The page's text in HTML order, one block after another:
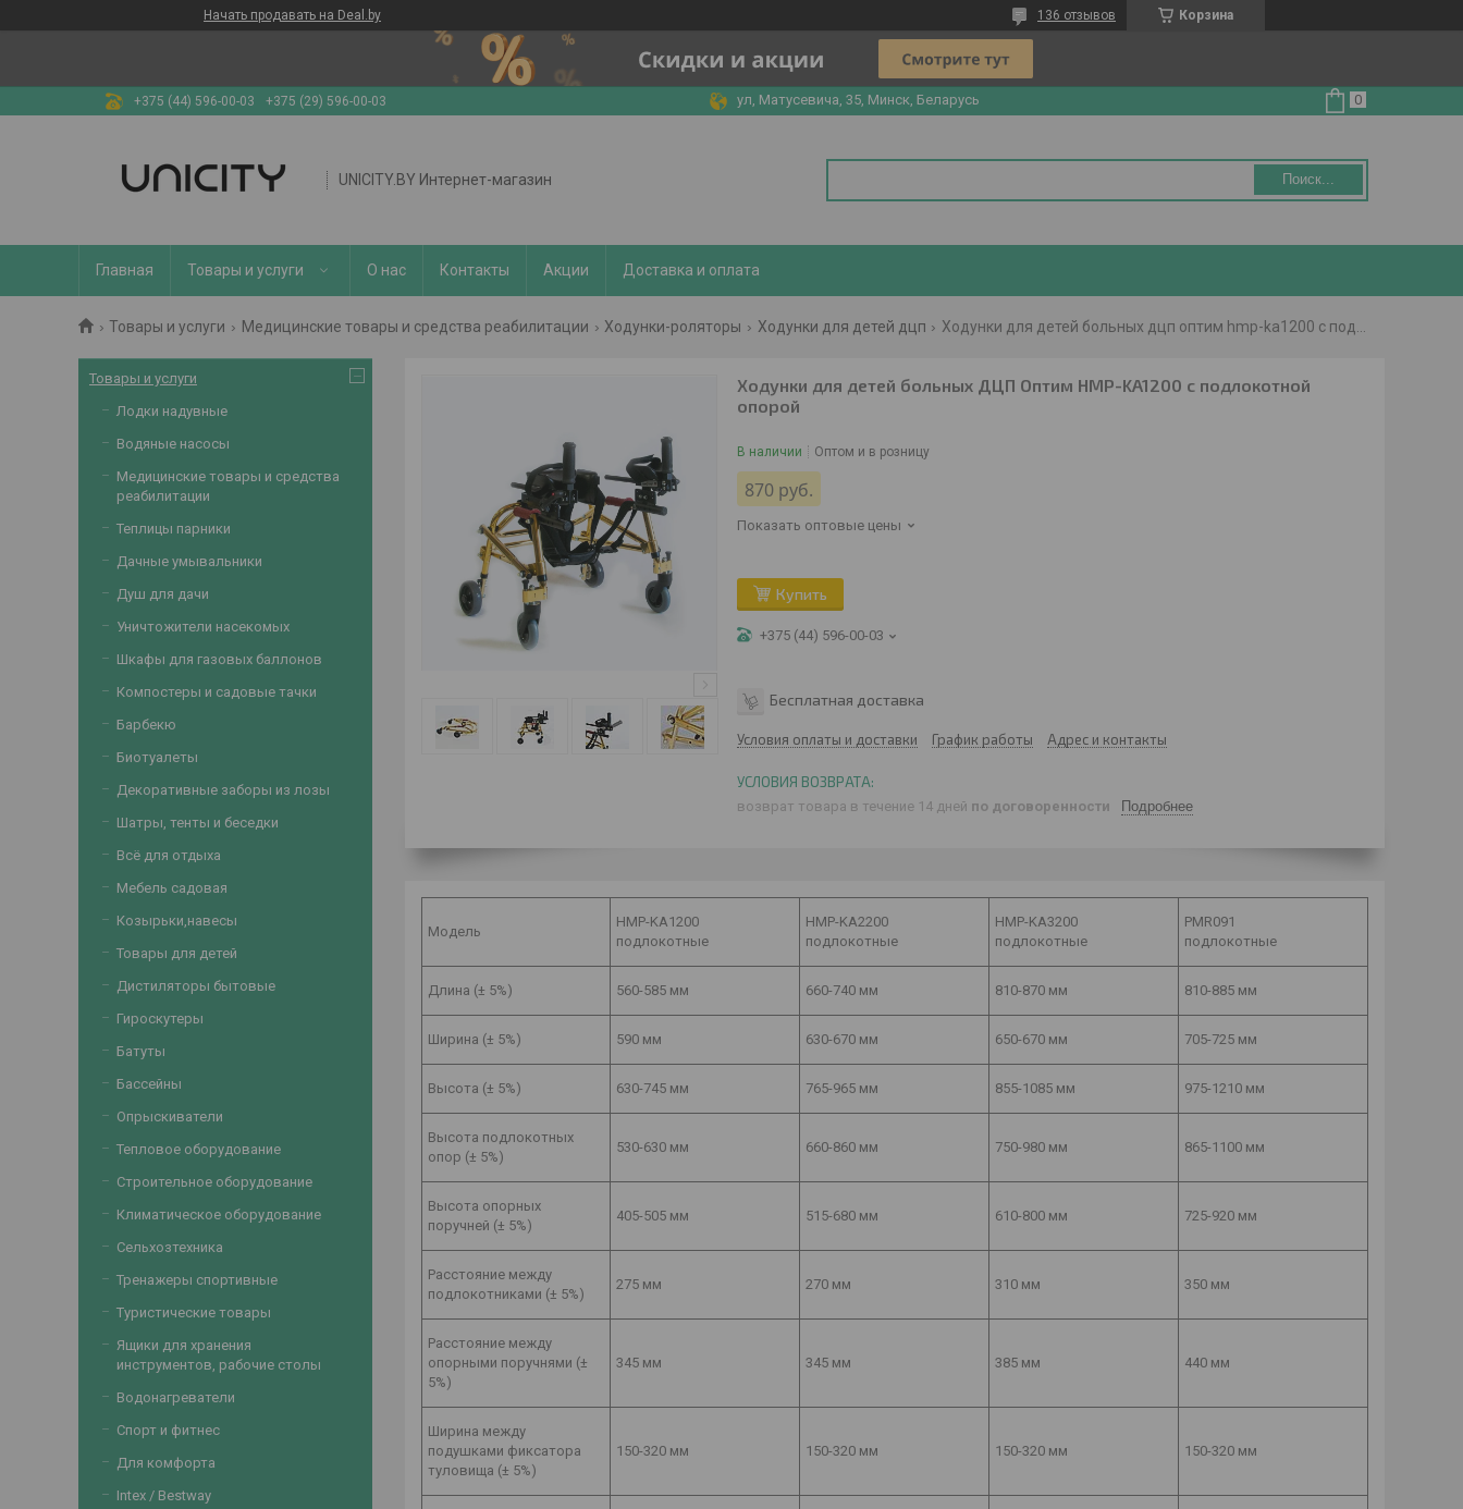
Начать продавать на Deal.by Корзина
136 отзывов
+375 (44) 596-00-03 +375 (29) 596-00-03 ул, Матусевича, 35, Минск, Беларусь
UNICITY.BY Интернет-магазин Поиск...
Главная Товары и услуги О нас Контакты Акции Доставка и оплата
Товары и услуги Медицинские товары и средства реабилитации Ходунки-роляторы Ходунки для детей дцп
Ходунки для детей больных ДЦП Оптим HMP-KA1200 с подлокотной
опорой
В наличии Оптом и в розницу
870 руб.
Показать оптовые цены
Купить
+375 (44) 596-00-03
Бесплатная доставка
Условия оплаты и доставки График работы Адрес и контакты
возврат товара в течение 14 дней по договоренности Подробнее
Модель
HMP-KA1200
подлокотные
HMP-KA2200
подлокотные
HMP-KA3200
подлокотные
PMR091
подлокотные
Длина (± 5%) 560-585 мм 660-740 мм 810-870 мм 810-885 мм
Ширина (± 5%) 590 мм 630-670 мм 650-670 мм 705-725 мм
Высота (± 5%) 630-745 мм 765-965 мм 855-1085 мм 975-1210 мм
Высота подлокотных
опор (± 5%)
530-630 мм 660-860 мм 750-980 мм 865-1100 мм
Высота опорных
поручней (± 5%)
405-505 мм 515-680 мм 610-800 мм 725-920 мм
Расстояние между
подлокотниками (± 5%)
275 мм 270 мм 310 мм 350 мм
Расстояние между
опорными поручнями (±
5%)
345 мм 345 мм 385 мм 440 мм
Ширина между
подушками фиксатора
туловища (± 5%)
150-320 мм 150-320 мм 150-320 мм 150-320 мм
Товары и услуги
Лодки надувные
Водяные насосы
Медицинские товары и средства
реабилитации
Теплицы парники
Дачные умывальники
Душ для дачи
Уничтожители насекомых
Шкафы для газовых баллонов
Компостеры и садовые тачки
Барбекю
Биотуалеты
Декоративные заборы из лозы
Шатры, тенты и беседки
Всё для отдыха
Мебель садовая
Козырьки,навесы
Товары для детей
Дистиляторы бытовые
Гироскутеры
Батуты
Бассейны
Опрыскиватели
Тепловое оборудование
Строительное оборудование
Климатическое оборудование
Сельхозтехника
Тренажеры спортивные
Туристические товары
Ящики для хранения
инструментов, рабочие столы
Водонагреватели
Спорт и фитнес
Для комфорта
Intex / Bestway